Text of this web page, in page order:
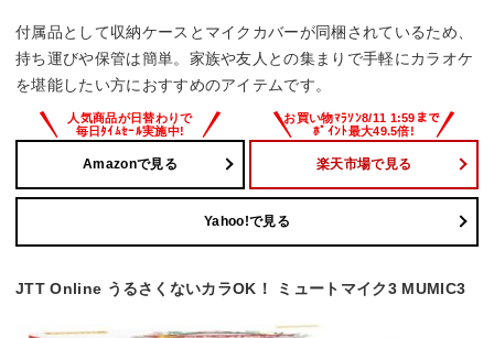
付属品として収納ケースとマイクカバーが同梱されているため、
持ち運びや保管は簡単。家族や友人との集まりで手軽にカラオケ
を堪能したい方におすすめのアイテムです。
Amazonで見る 楽天市場で見る
Yahoo!で見る
JTT Online うるさくないカラOK！ ミュートマイク3 MUMIC3